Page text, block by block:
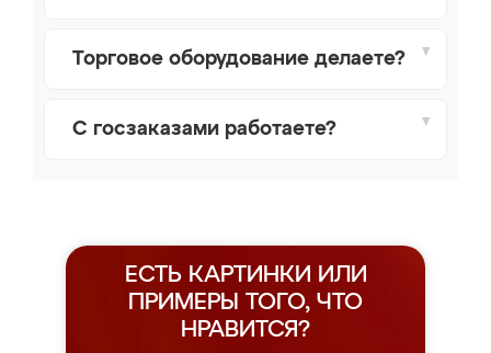
Торговое оборудование делаете?
С госзаказами работаете?
ЕСТЬ КАРТИНКИ ИЛИ
ПРИМЕРЫ
ТОГО, ЧТО
НРАВИТСЯ?